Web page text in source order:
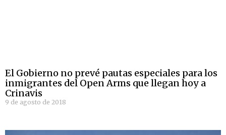
El Gobierno no prevé pautas especiales para los
inmigrantes del Open Arms que llegan hoy a
Crinavis
9 de agosto de 2018